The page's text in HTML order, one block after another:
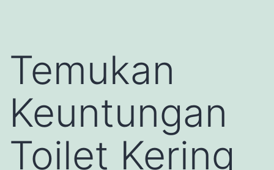
Temukan
Keuntungan
Toilet Kering